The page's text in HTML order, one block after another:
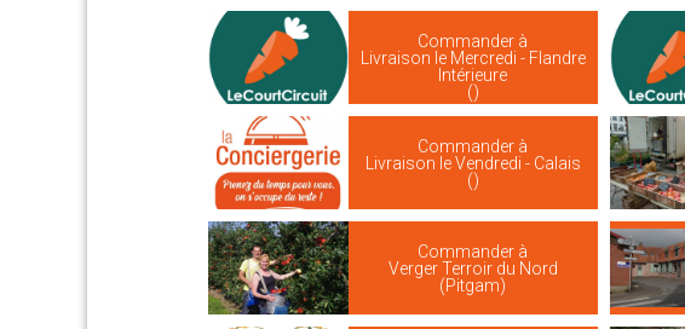
Commander à
Livraison le Mercredi - Flandre
Intérieure
()
Commander à
Livraison le Vendredi - Calais
()
Commander à
Verger Terroir du Nord
(Pitgam)